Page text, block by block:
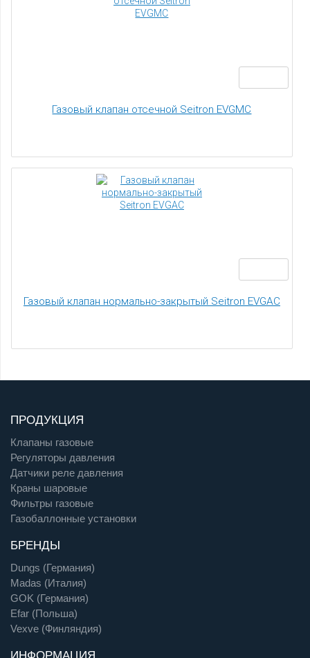
Газовый клапан отсечной Seitron EVGMC
Газовый клапан нормально-закрытый Seitron EVGAC
ПРОДУКЦИЯ
Клапаны газовые
Регуляторы давления
Датчики реле давления
Краны шаровые
Фильтры газовые
Газобаллонные установки
БРЕНДЫ
Dungs (Германия)
Madas (Италия)
GOK (Германия)
Efar (Польша)
Vexve (Финляндия)
ИНФОРМАЦИЯ